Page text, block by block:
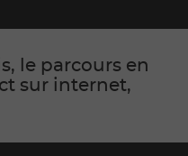
le parcours en
sur internet,